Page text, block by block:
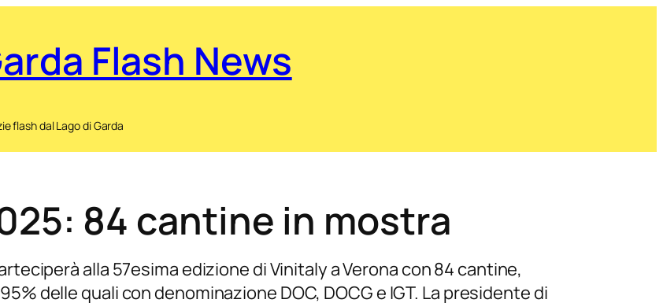
Flash News
flash dal Lago di Garda
84 cantine in mostra
alla 57esima edizione di Vinitaly a Verona con 84 cantine,
delle quali con denominazione DOC, DOCG e IGT. La presidente di